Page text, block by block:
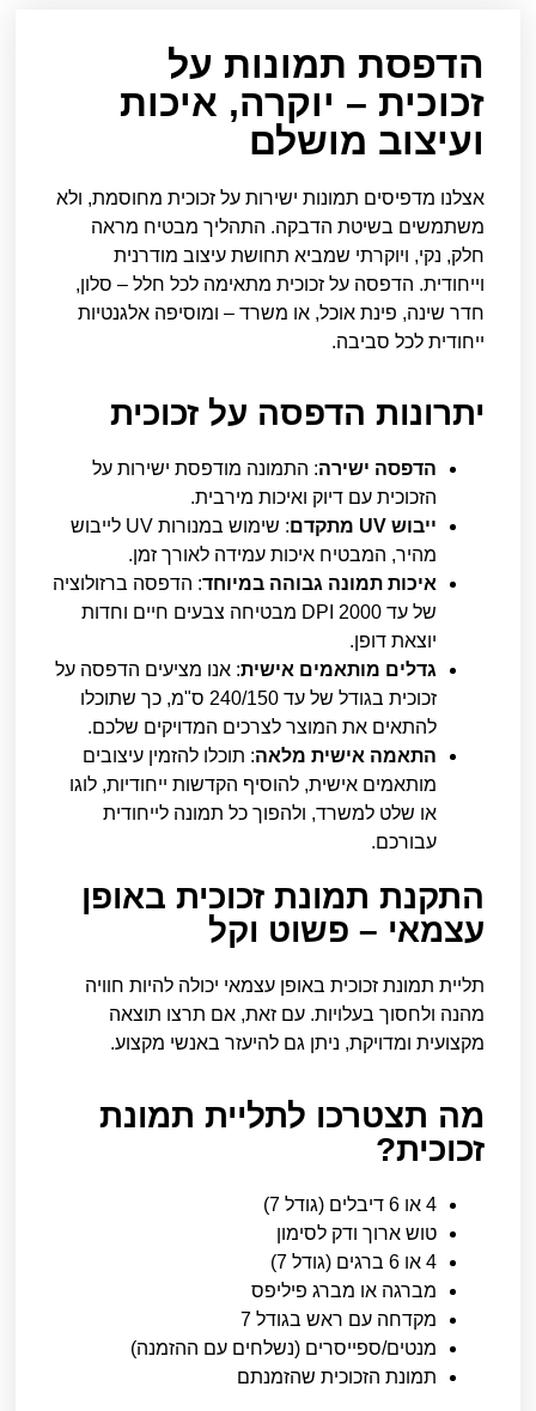
הדפסת תמונות על
זכוכית – יוקרה, איכות
ועיצוב מושלם
אצלנו מדפיסים תמונות ישירות על זכוכית מחוסמת, ולא
משתמשים בשיטת הדבקה. התהליך מבטיח מראה
חלק, נקי, ויוקרתי שמביא תחושת עיצוב מודרנית
וייחודית. הדפסה על זכוכית מתאימה לכל חלל – סלון,
חדר שינה, פינת אוכל, או משרד – ומוסיפה אלגנטיות
ייחודית לכל סביבה.
יתרונות הדפסה על זכוכית
הדפסה ישירה: התמונה מודפסת ישירות על
הזכוכית עם דיוק ואיכות מירבית.
ייבוש UV מתקדם
: שימוש במנורות UV לייבוש
מהיר, המבטיח איכות עמידה לאורך זמן.
איכות תמונה גבוהה במיוחד: הדפסה ברזולוציה
של עד 2000 DPI מבטיחה צבעים חיים וחדות
יוצאת דופן.
גדלים מותאמים אישית: אנו מציעים הדפסה על
זכוכית בגודל של עד 240/150 ס"מ, כך שתוכלו
להתאים את המוצר לצרכים המדויקים שלכם.
התאמה אישית מלאה: תוכלו להזמין עיצובים
מותאמים אישית, להוסיף הקדשות ייחודיות, לוגו
או שלט למשרד, ולהפוך כל תמונה לייחודית
עבורכם.
התקנת תמונת זכוכית באופן
עצמאי – פשוט וקל
תליית תמונת זכוכית באופן עצמאי יכולה להיות חוויה
מהנה ולחסוך בעלויות. עם זאת, אם תרצו תוצאה
מקצועית ומדויקת, ניתן גם להיעזר באנשי מקצוע.
מה תצטרכו לתליית תמונת
זכוכית?
4 או 6 דיבלים (גודל 7)
טוש ארוך ודק לסימון
4 או 6 ברגים (גודל 7)
מברגה או מברג פיליפס
מקדחה עם ראש בגודל 7
מנטים/ספייסרים (נשלחים עם ההזמנה)
תמונת הזכוכית שהזמנתם